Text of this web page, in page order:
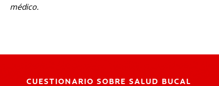
médico.
CUESTIONARIO SOBRE SALUD BUCAL